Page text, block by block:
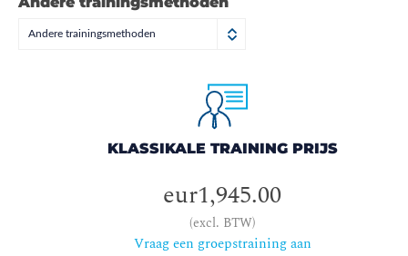
Andere trainingsmethoden
KLASSIKALE TRAINING PRIJS
eur1,945.00
(excl. BTW)
Vraag een groepstraining aan